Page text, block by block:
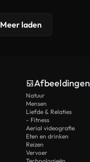
Meer laden
Afbeeldingen
Natuur
Mensen
Liefde & Relaties
- Fitness
Aerial videografie
Eten en drinken
Reizen
Vervoer